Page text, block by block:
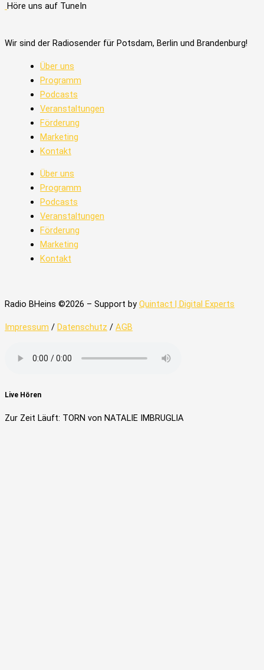
Höre uns auf TuneIn
Wir sind der Radiosender für Potsdam, Berlin und Brandenburg!
Über uns
Programm
Podcasts
Veranstaltungen
Förderung
Marketing
Kontakt
Über uns
Programm
Podcasts
Veranstaltungen
Förderung
Marketing
Kontakt
Radio BHeins ©2026 – Support by Quintact | Digital Experts
Impressum / Datenschutz / AGB
Live Hören
Zur Zeit Läuft: TORN von NATALIE IMBRUGLIA